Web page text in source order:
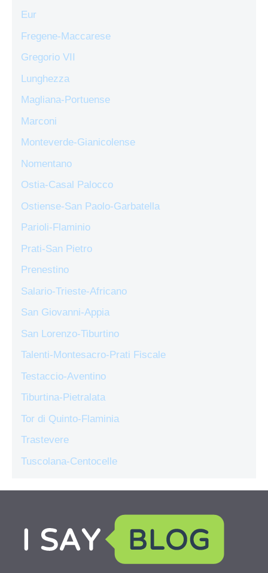
Eur
Fregene-Maccarese
Gregorio VII
Lunghezza
Magliana-Portuense
Marconi
Monteverde-Gianicolense
Nomentano
Ostia-Casal Palocco
Ostiense-San Paolo-Garbatella
Parioli-Flaminio
Prati-San Pietro
Prenestino
Salario-Trieste-Africano
San Giovanni-Appia
San Lorenzo-Tiburtino
Talenti-Montesacro-Prati Fiscale
Testaccio-Aventino
Tiburtina-Pietralata
Tor di Quinto-Flaminia
Trastevere
Tuscolana-Centocelle